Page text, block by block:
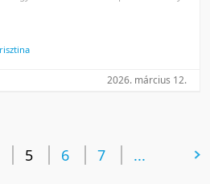
2026. március 12.
5 6 7 ...
következő oldal